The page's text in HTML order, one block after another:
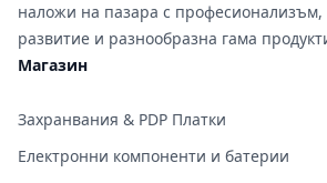
наложи на пазара с професионализъм,
развитие и разнообразна гама
Магазин
Захранвания & PDP Платки
Електронни компоненти и батерии